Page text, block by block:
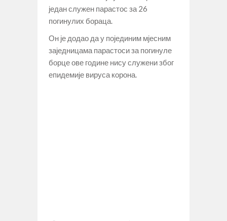
један служен парастос за 26
погинулих бораца.
Он је додао да у појединим мјесним
заједницама парастоси за погинуле
борце ове године нису служени због
епидемије вируса корона.